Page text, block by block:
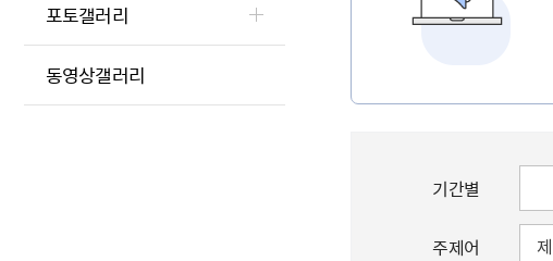
포토갤러리
동영상갤러리
기간별
주제어